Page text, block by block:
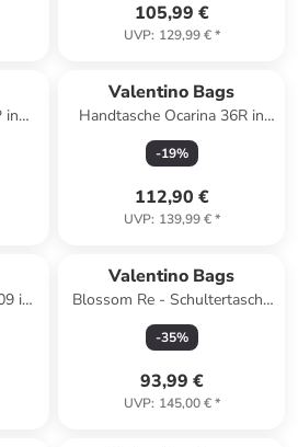
105,99 €
UVP: 129,99 €*
in
Valentino Bags
Handtasche Ocarina 36R in
Nero
-19%
112,90 €
UVP: 139,99 €*
in
Valentino Bags
Blossom Re - Schultertasche
25.5 cm (beige) in beige
-35%
93,99 €
UVP: 145,00 €*